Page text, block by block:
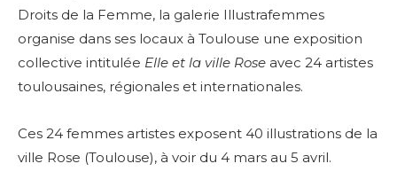
Droits de la Femme, la galerie Illustrafemmes
organise dans ses locaux à Toulouse une exposition
collective intitulée Elle et la ville Rose avec 24 artistes
toulousaines, régionales et internationales.
Ces 24 femmes artistes exposent 40 illustrations de la
ville Rose (Toulouse), à voir du 4 mars au 5 avril.